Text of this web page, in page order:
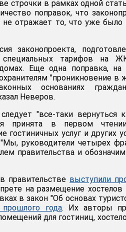
строчки в рамках одной
поправок, что
не отражает то, что уже
законопроекта,
специальных тарифов на
Еще одна поправка, на
"проникновение в
основаниях
Неверов.
"все-таки вернуться
принята в первом
гостиничных услуг и других
руководители четырех
правительства и
правительстве выступили
на размещение
в закон "Об основах
прошлого года. Их авторы
для гостиниц,